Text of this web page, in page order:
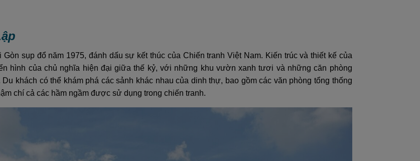
sụp đổ năm 1975, đánh dấu sự kết thúc của Chiến tranh Việt Nam. Kiến trúc và thiết kế của
hình của chủ nghĩa hiện đại giữa thế kỷ, với những khu vườn xanh tươi và những căn phòng
khách có thể khám phá các sảnh khác nhau của dinh thự, bao gồm các văn phòng tổng thống
chí cả các hầm ngầm được sử dụng trong chiến tranh.